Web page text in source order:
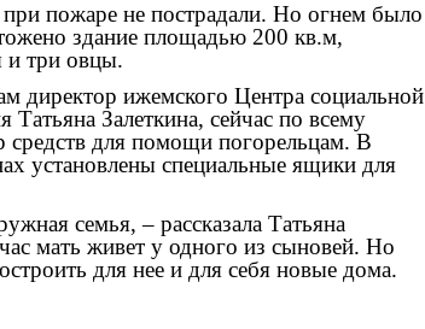
пожаре не пострадали. Но огнем было
здание площадью 200 кв.м,
и три овцы.
директор ижемского Центра социальной
Татьяна Залеткина, сейчас по всему
средств для помощи погорельцам. В
установлены специальные ящики для
семья, – рассказала Татьяна
мать живет у одного из сыновей. Но
для нее и для себя новые дома.